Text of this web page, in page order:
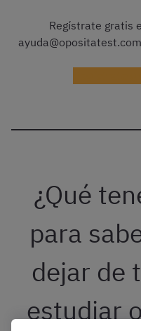
Regístrate gratis
¿Qué
para
dejar de
estudiar